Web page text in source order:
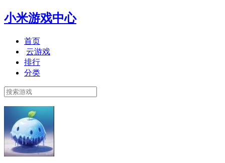
小米游戏中心
首页
云游戏
排行
分类